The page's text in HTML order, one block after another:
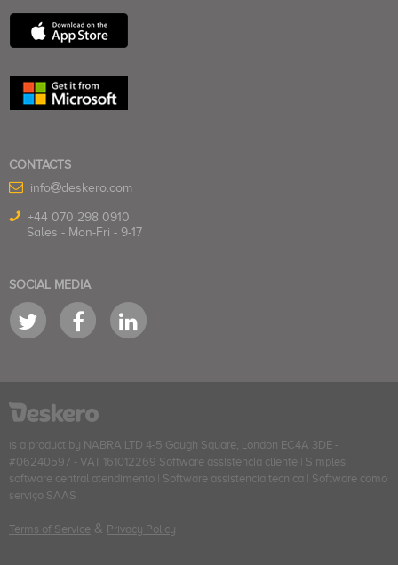
CONTACTS
info
deskero.com
+44 070 298 0910
Sales - Mon-Fri - 9-17
SOCIAL MEDIA
is a product by NABRA LTD 4-5 Gough Square, London EC4A 3DE -
#06240597 - VAT 161012269 Software assistencia cliente
Simples
software central atendimento
Software assistencia tecnica
Software como
serviço SAAS
Terms of Service & Privacy Policy